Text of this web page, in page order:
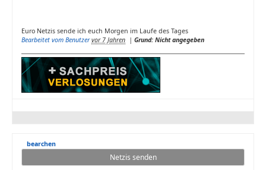
Euro Netzis sende ich euch Morgen im Laufe des Tages
Bearbeitet vom Benutzer vor 7 Jahren | Grund: Nicht angegeben
bearchen
Netzis senden